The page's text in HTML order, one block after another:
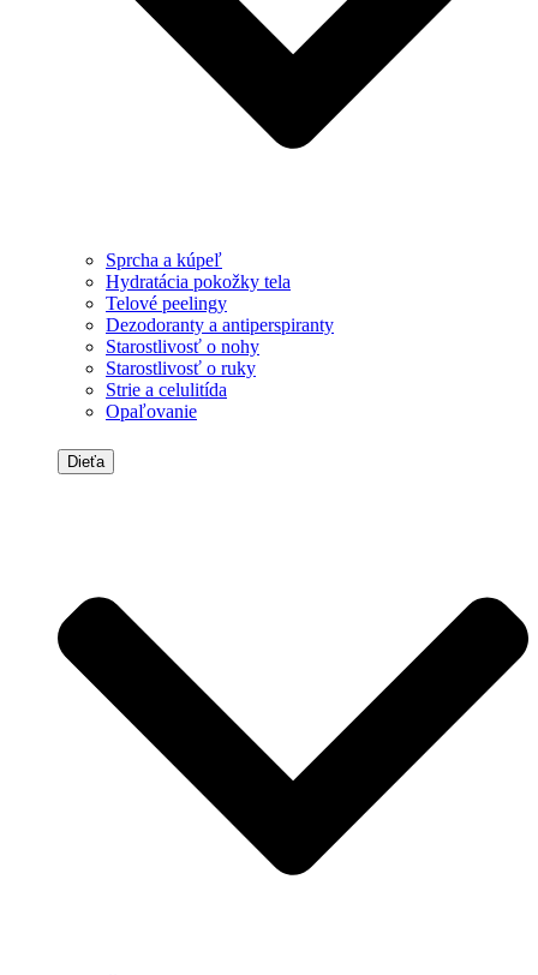
Sprcha a kúpeľ
Hydratácia pokožky tela
Telové peelingy
Dezodoranty a antiperspiranty
Starostlivosť o nohy
Starostlivosť o ruky
Strie a celulitída
Opaľovanie
Dieťa